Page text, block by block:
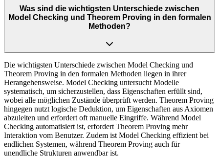
Was sind die wichtigsten Unterschiede zwischen
Model Checking und Theorem Proving in den formalen
Methoden?
Die wichtigsten Unterschiede zwischen Model Checking und
Theorem Proving in den formalen Methoden liegen in ihrer
Herangehensweise. Model Checking untersucht Modelle
systematisch, um sicherzustellen, dass Eigenschaften erfüllt sind,
wobei alle möglichen Zustände überprüft werden. Theorem Proving
hingegen nutzt logische Deduktion, um Eigenschaften aus Axiomen
abzuleiten und erfordert oft manuelle Eingriffe. Während Model
Checking automatisiert ist, erfordert Theorem Proving mehr
Interaktion vom Benutzer. Zudem ist Model Checking effizient bei
endlichen Systemen, während Theorem Proving auch für
unendliche Strukturen anwendbar ist.